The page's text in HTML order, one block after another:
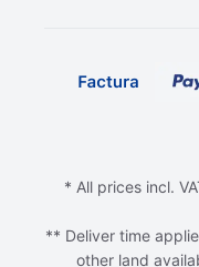
* All prices incl.
** Deliver time
other land